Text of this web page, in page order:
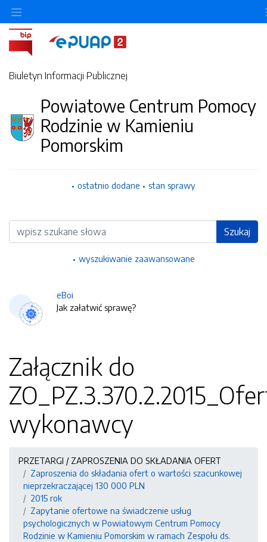
Biuletyn Informacji Publicznej
Powiatowe Centrum Pomocy
Rodzinie w Kamieniu
Pomorskim
ostatnio dodane stan sprawy
Wyszukiwarka Szukaj
wyszukiwanie zaawansowane
eBoi
Jak załatwić sprawę?
Załącznik do
wykonawcy
PRZETARGI / ZAPROSZENIA DO SKŁADANIA OFERT
Zaproszenia do składania ofert o wartości szacunkowej
nieprzekraczającej 130 000 PLN
2015 rok
Zapytanie ofertowe na świadczenie usług
psychologicznych w Powiatowym Centrum Pomocy
Rodzinie w Kamieniu Pomorskim w ramach Zespołu ds.